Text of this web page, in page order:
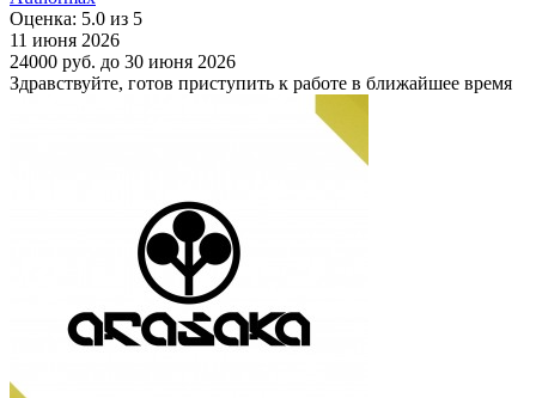
Оценка: 5.0 из 5
11 июня 2026
24000 руб. до 30 июня 2026
Здравствуйте, готов приступить к работе в ближайшее время